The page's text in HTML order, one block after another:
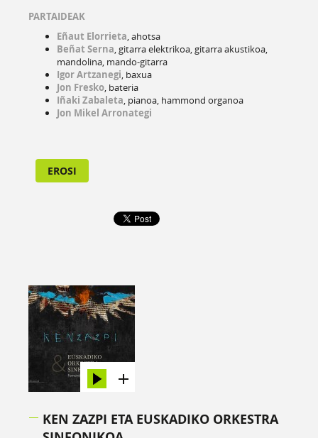
PARTAIDEAK
Eñaut Elorrieta, ahotsa
Beñat Serna, gitarra elektrikoa, gitarra akustikoa,
mandolina, mando-gitarra
Igor Artzanegi, baxua
Jon Fresko, bateria
Iñaki Zabaleta, pianoa, hammond organoa
Jon Mikel Arronategi
EROSI
KEN ZAZPI ETA EUSKADIKO ORKESTRA